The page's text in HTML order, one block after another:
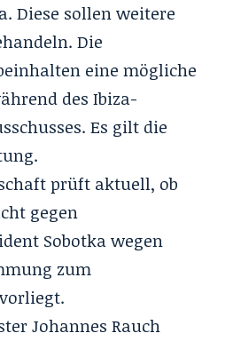
Diese sollen weitere
Die
eine mögliche
des Ibiza-
Es gilt die
prüft aktuell, ob
gegen
Sobotka wegen
zum
Johannes Rauch